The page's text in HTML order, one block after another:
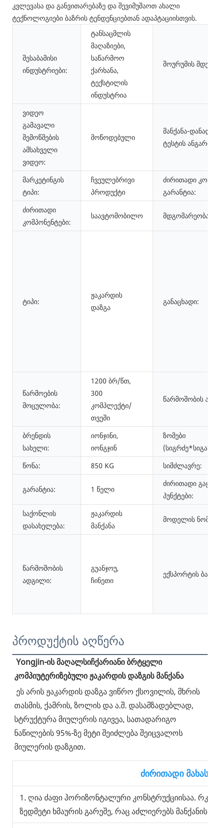
კვლევასა და განვითარებაზე და შევიმუშაოთ ახალი
ტექნოლოგიები ბაზრის ტენდენციებთან ადაპტაციისთვის.
შესაბამისი
ინდუსტრიები:
ტანსაცმლის
მაღაზიები,
საწარმოო
ქარხანა,
ტექსტილის
ინდუსტრია
შოურუმის
ვიდეო
გამავალი
შემოწმების
ამსახველი
ვიდეო:
მოწოდებული
მანქანა-
ტესტის ანგარიში:
მარკეტინგის
ტიპი:
ჩვეულებრივი
პროდუქტი
ძირითადი
გარანტია:
ძირითადი
კომპონენტები:
საავტომობილო მდგომარეობა:
ტიპი:
ჟაკარდის
დაზგა
განაცხადი:
წარმოების
მოცულობა:
1200 ბრ/წთ,
300
კომპლექტი/
თვეში
წარმოშობის
ბრენდის
სახელი:
იონჯინი,
იონგჯინ
ზომები
წონა:
850 KG სიმძლავრე:
გარანტია: 1 წელი
ძირითადი
პუნქტები:
საქონლის
დასახელება:
ჟაკარდის
მანქანა
მოდელის
წარმოშობის
ადგილი:
გუანჯოუ,
ჩინეთი
ექსპორტის
პროდუქტის აღწერა
Yongjin-ის მაღალსიჩქარიანი ბრტყელი
კომპიუტერიზებული ჟაკარდის დაზგის მანქანა
ეს არის ჟაკარდის დაზგა ვიწრო ქსოვილის, მხრის
თასმის, ქამრის, ზოლის და ა.შ. დასამზადებლად,
სტრუქტურა მიულერის იგივეა, სათადარიგო
ნაწილების 95%-ზე მეტი შეიძლება შეიცვალოს
მიულერის დაზგით.
ძირითადი
1. ღია ძაფი ჰორიზონტალური კონსტრუქციისაა.
ზედმეტი ხმაურის გარეშე, რაც აძლიერებს მანქანის